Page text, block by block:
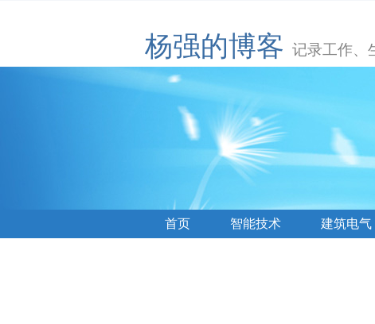
杨强的博客 记录工作、
首页 智能技术 建筑电气